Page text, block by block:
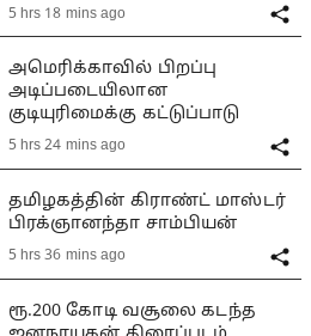
5 hrs 18 mins ago
அமெரிக்காவில் பிறப்பு
அடிப்படையிலான
குடியுரிமைக்கு கட்டுப்பாடு
5 hrs 24 mins ago
தமிழகத்தின் கிராண்ட் மாஸ்டர்
பிரக்ஞானந்தா சாம்பியன்
5 hrs 36 mins ago
ரூ.200 கோடி வசூலை கடந்த